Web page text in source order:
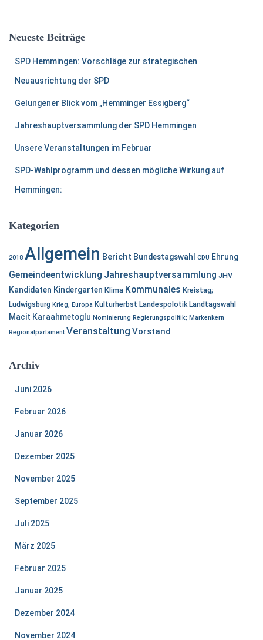
n
Neueste Beiträge
SPD Hemmingen: Vorschläge zur strategischen
Neuausrichtung der SPD
Gelungener Blick vom „Hemminger Essigberg“
Jahreshauptversammlung der SPD Hemmingen
Unsere Veranstaltungen im Februar
SPD-Wahlprogramm und dessen mögliche Wirkung auf
Hemmingen:
Kategorien
2018 Allgemein Bericht Bundestagswahl CDU Ehrung
Gemeindeentwicklung Jahreshauptversammlung JHV
Kandidaten Kindergarten Klima Kommunales Kreistag;
Ludwigsburg Krieg, Europa Kulturherbst Landespolotik Landtagswahl
Macit Karaahmetoglu Nominierung Regierungspolitik; Markenkern
Regionalparlament Veranstaltung Vorstand
Archiv
Juni 2026
Februar 2026
Januar 2026
Dezember 2025
November 2025
September 2025
Juli 2025
März 2025
Februar 2025
Januar 2025
Dezember 2024
November 2024